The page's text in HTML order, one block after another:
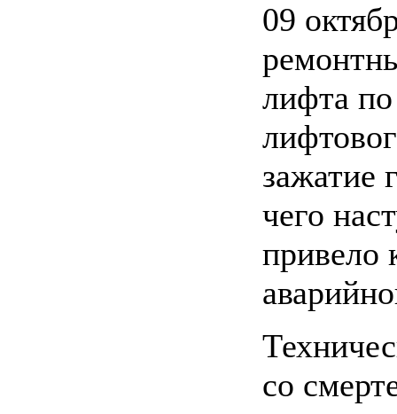
09
лифта
зажатие
чего
привело
со